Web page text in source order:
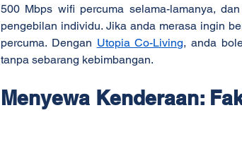
500 Mbps wifi percuma selama-lamanya,
pengebilan individu. Jika anda merasa ingin
percuma. Dengan Utopia Co-Living, anda
tanpa sebarang kebimbangan.
Menyewa Kenderaan: